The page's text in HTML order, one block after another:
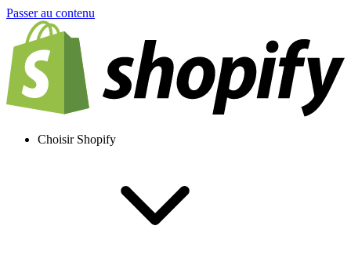
Passer au contenu
Choisir Shopify